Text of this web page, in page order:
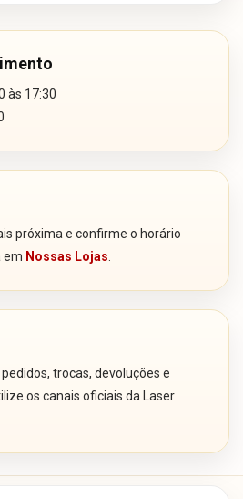
às 17:30
próxima e confirme o horário
em Nossas Lojas
trocas, devoluções e
os canais oficiais da Laser